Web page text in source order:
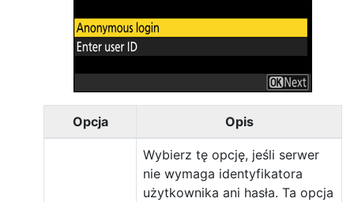
Opcja Opis
Wybierz tę opcję, jeśli serwer
nie wymaga identyfikatora
użytkownika ani hasła. Ta opcja